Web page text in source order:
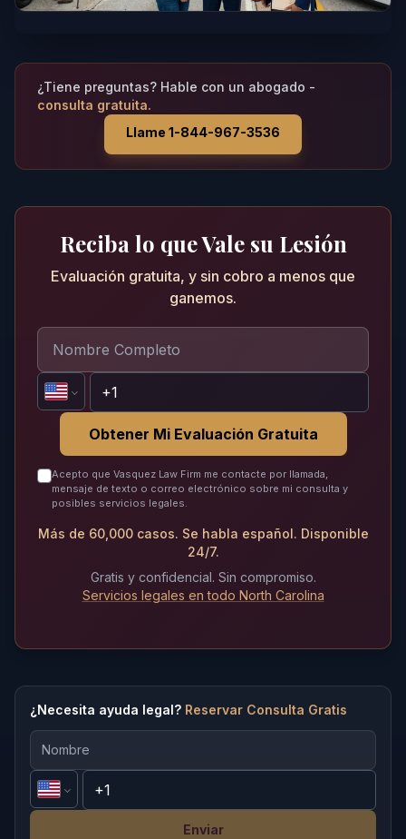
¿Tiene preguntas? Hable con un abogado -
consulta gratuita.
Llame 1-844-967-3536
Reciba lo que Vale su Lesión
Evaluación gratuita, y sin cobro a menos que
ganemos.
Obtener Mi Evaluación Gratuita
Acepto que Vasquez Law Firm me contacte por llamada,
mensaje de texto o correo electrónico sobre mi consulta y
posibles servicios legales.
Más de 60,000 casos. Se habla español. Disponible
24/7.
Gratis y confidencial. Sin compromiso.
Servicios legales en todo North Carolina
¿Necesita ayuda legal? Reservar Consulta Gratis
Enviar